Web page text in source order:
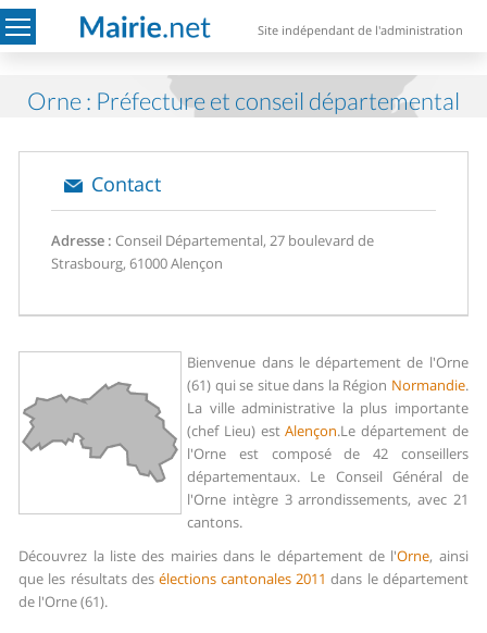
Site indépendant de l'administration
Orne : Préfecture et conseil départemental
Contact
Adresse : Conseil Départemental, 27 boulevard de
Strasbourg, 61000 Alençon
Bienvenue dans le département de l'Orne
(61) qui se situe dans la Région Normandie.
La ville administrative la plus importante
(chef Lieu) estAlençon.Le département de
l'Orne est composé de 42 conseillers
départementaux. Le Conseil Général de
l'Orne intègre 3 arrondissements, avec 21
cantons.
Découvrez la liste des mairies dans le département de l'Orne, ainsi
que les résultats desélections cantonales 2011dans le département
de l'Orne (61).